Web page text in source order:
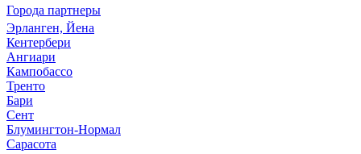
Города партнеры
Эрланген, Йена
Кентербери
Ангиари
Кампобассо
Тренто
Бари
Сент
Блумингтон-Нормал
Сарасота